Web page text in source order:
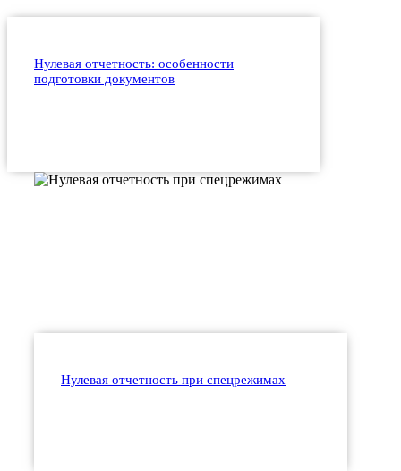
Нулевая отчетность: особенности
подготовки документов
Нулевая отчетность при спецрежимах